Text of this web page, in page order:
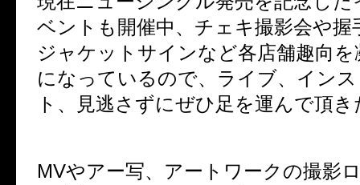
ベントも開催中、チェキ撮影会や握
ジャケットサインなど各店舗趣向
になっているので、ライブ、イン
ト、見逃さずにぜひ足を運んで頂き
MVやアー写、アートワークの撮影